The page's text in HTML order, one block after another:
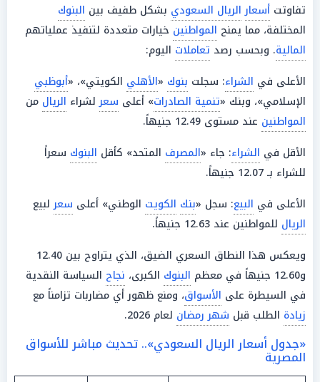
تفاوتت أسعار الريال السعودي بشكل طفيف بين البنوك
المختلفة، مما يمنح المواطنين خيارات متعددة لتنفيذ عملياتهم
المالية. وبحسب رصد تعاملات اليوم:
الأعلى في الشراء: سجلت بنوك «الأهلي الكويتي»، «أبوظبي
الإسلامي»، وبنك «تنمية الصادرات» أعلى سعرلشراء الريال من
المواطنين عند مستوى 12.49 جنيهاً.
الأقل في الشراء: جاء «المصرف المتحد» كأقل البنوك سعراً
للشراء بـ 12.07 جنيهاً.
الأعلى في البيع: سجل «بنك الكويت الوطني» أعلى سعرلبيع
الريال للمواطنين عند 12.63 جنيهاً.
ويعكس هذا النطاق السعري الضيق، الذي يتراوح بين 12.40
و12.60 جنيهاً في معظم
البنوك الكبرى، نجاح السياسة النقدية
في السيطرة على الأسواق، ومنع ظهور أي مضاربات تزامناً مع
زيادة الطلب قبل شهر رمضان لعام 2026.
«جدول أسعار الريال السعودي».. تحديث مباشر للأسواق
المصرية